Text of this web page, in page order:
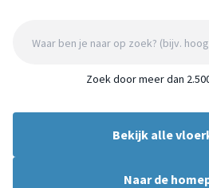
Zoek door meer dan
Bekijk alle
Naar de